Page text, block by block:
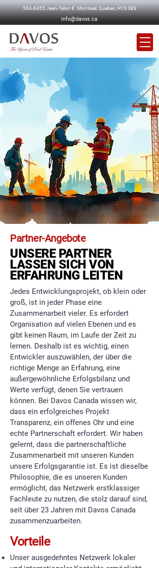
504-6455Jean-Talon E. Montreal, Quebec, H1S 3E8
info@davos.ca
Partner-Angebote
UNSERE PARTNER
LASSEN SICH VON
ERFAHRUNG LEITEN
Jedes Entwicklungsprojekt, ob klein oder
groß, ist in jeder Phase eine
Zusammenarbeit vieler. Es erfordert
Organisation auf vielen Ebenen und es
gibt keinen Raum, im Laufe der Zeit zu
lernen. Deshalb ist es wichtig, einen
Entwickler auszuwählen, der über die
richtige Menge an Erfahrung, eine
außergewöhnliche Erfolgsbilanz und
Werte verfügt, denen Sie vertrauen
können. Bei Davos Canada wissen wir,
dass ein erfolgreiches Projekt
Transparenz, ein offenes Ohr und eine
echte Partnerschaft erfordert. Wir haben
gelernt, dass die partnerschaftliche
Zusammenarbeit mit unseren Kunden
unsere Erfolgsgarantie ist. Es ist dieselbe
Philosophie, die es unseren Kunden
ermöglicht, das Netzwerk erstklassiger
Fachleute zu nutzen, die stolz darauf sind,
seit über 23 Jahren mit Davos Canada
zusammenzuarbeiten.
Vorteile
Unser ausgedehntes Netzwerk lokaler